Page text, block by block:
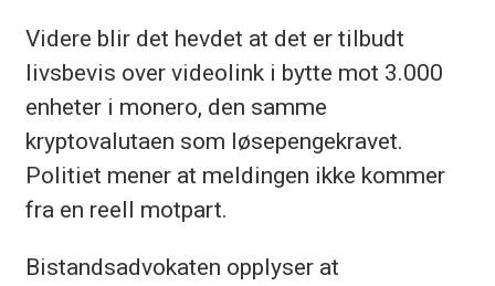
Videre blir det hevdet at det er tilbudt
livsbevis over videolink i bytte mot 3.000
enheter i monero, den samme
kryptovalutaen som løsepengekravet.
Politiet mener at meldingen ikke kommer
fra en reell motpart.
Bistandsadvokaten opplyser at